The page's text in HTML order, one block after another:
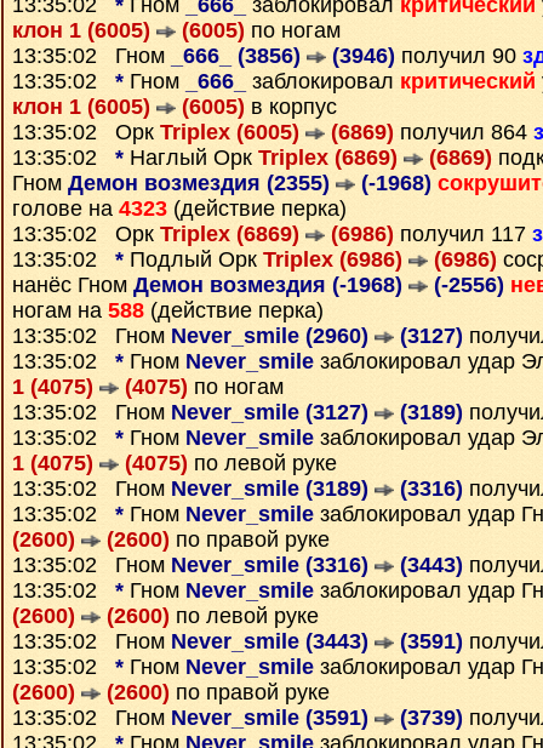
13:35:02 * Гном _666_ заблокировал критический
клон 1 (6005)
(6005) по ногам
13:35:02 Гном
_666_ (3856) (3946) получил 90
13:35:02 * Гном _666_ заблокировал критический
клон 1 (6005)
(6005) в корпус
13:35:02 Орк Triplex (6005) (6869) получил 864
13:35:02 * Наглый Орк Triplex (6869) (6869)
Гном Демон возмездия (2355) (-1968)
голове на 4323 (действие перка)
13:35:02 Орк Triplex (6869) (6986) получил 117
13:35:02 * Подлый Орк Triplex (6986) (6986)
нанёс Гном Демон возмездия (-1968) (-2556)
ногам на 588 (действие перка)
13:35:02 Гном Never_smile (2960) (3127)
13:35:02 * Гном Never_smile заблокировал удар
1 (4075)
(4075) по ногам
13:35:02 Гном Never_smile (3127) (3189)
13:35:02 * Гном Never_smile заблокировал удар
1 (4075)
(4075) по левой руке
13:35:02 Гном Never_smile (3189) (3316)
13:35:02 * Гном Never_smile заблокировал удар
(2600)
(2600) по правой руке
13:35:02 Гном Never_smile (3316) (3443)
13:35:02 * Гном Never_smile заблокировал удар
(2600)
(2600) по левой руке
13:35:02 Гном Never_smile (3443) (3591)
13:35:02 * Гном Never_smile заблокировал удар
(2600)
(2600) по правой руке
13:35:02 Гном Never_smile (3591) (3739)
13:35:02 * Гном Never_smile заблокировал удар